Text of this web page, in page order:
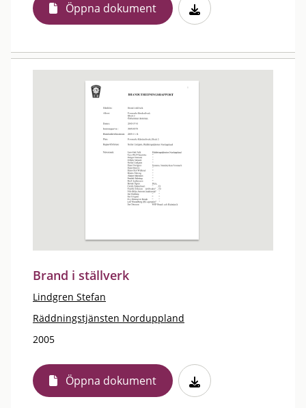
Öppna dokument
Brand i ställverk
Lindgren Stefan
Räddningstjänsten Norduppland
2005
Öppna dokument